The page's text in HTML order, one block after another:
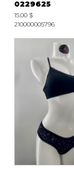
0229625
15.00 $
210000005796